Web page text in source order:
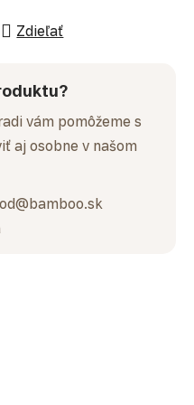
Zdieľať
vám pomôžeme s
aj osobne v našom